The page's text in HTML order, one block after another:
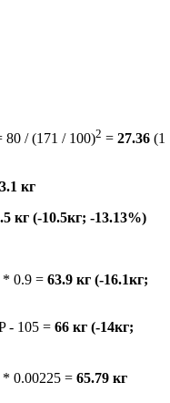
80 / (171 / 100)2 = 27.36 (1
кг
кг (-10.5кг; -13.13%)
* 0.9 = 63.9 кг (-16.1кг;
- 105 = 66 кг (-14кг;
* 0.00225 = 65.79 кг